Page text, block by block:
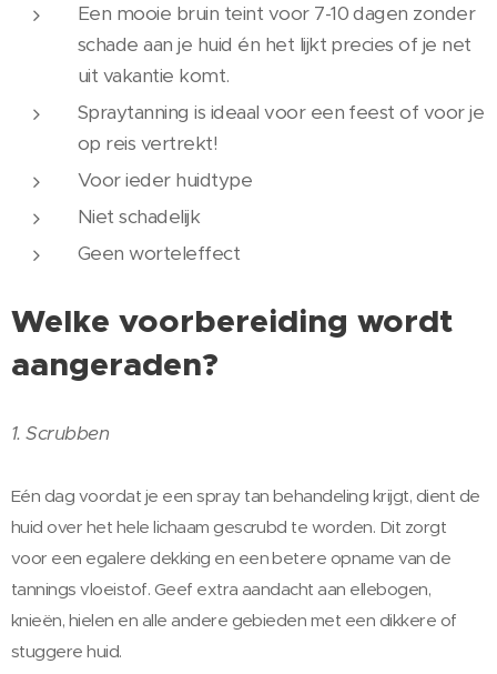
Een mooie bruin teint voor 7-10 dagen zonder
schade aan je huid én het lijkt precies of je net
uit vakantie komt.
Spraytanning is ideaal voor een feest of voor je
op reis vertrekt!
Voor ieder huidtype
Niet schadelijk
Geen worteleffect
Welke voorbereiding wordt
aangeraden?
1. Scrubben
Eén dag voordat je een spray tan behandeling krijgt, dient de
huid over het hele lichaam gescrubd te worden. Dit zorgt
voor een egalere dekking en een betere opname van de
tannings vloeistof. Geef extra aandacht aan ellebogen,
knieën, hielen en alle andere gebieden met een dikkere of
stuggere huid.